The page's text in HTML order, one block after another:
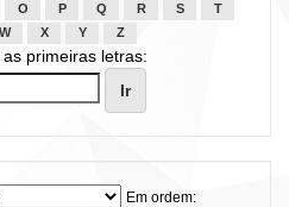
O P Q R S
T
W X Y Z
primeiras letras:
Em ordem: